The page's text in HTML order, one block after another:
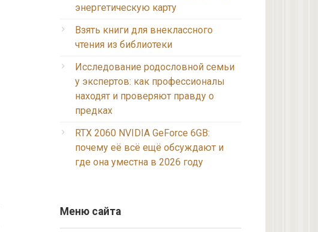
энергетическую карту
Взять книги для внеклассного
чтения из библиотеки
Исследование родословной семьи
у экспертов: как профессионалы
находят и проверяют правду о
предках
RTX 2060 NVIDIA GeForce 6GB:
почему её всё ещё обсуждают и
где она уместна в 2026 году
Меню сайта